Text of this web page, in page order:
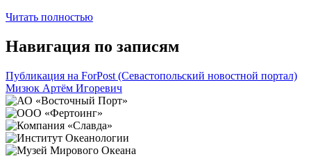
Читать полностью
Навигация по записям
Публикация на ForPost (Севастопольский новостной портал)
Мизюк Артём Игоревич